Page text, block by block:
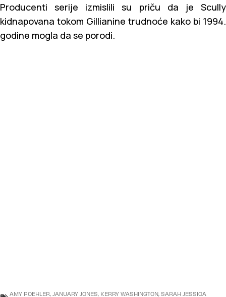
Producenti serije izmislili su priču da je Scully
kidnapovana tokom Gillianine trudnoće kako bi 1994.
godine mogla da se porodi.
AMY POEHLER, JANUARY JONES, KERRY WASHINGTON, SARAH JESSICA